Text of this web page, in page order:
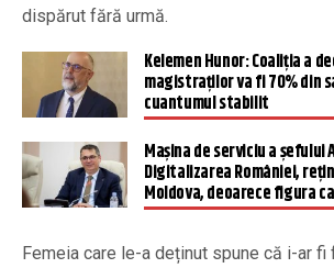
dispărut fără urmă.
Kelemen Hunor: Coaliția a
magistraților va fi 70% din
cuantumul stabilit
Mașina de serviciu a
Digitalizarea României,
Moldova, deoarece figura
Femeia care le-a deținut spune că i-ar